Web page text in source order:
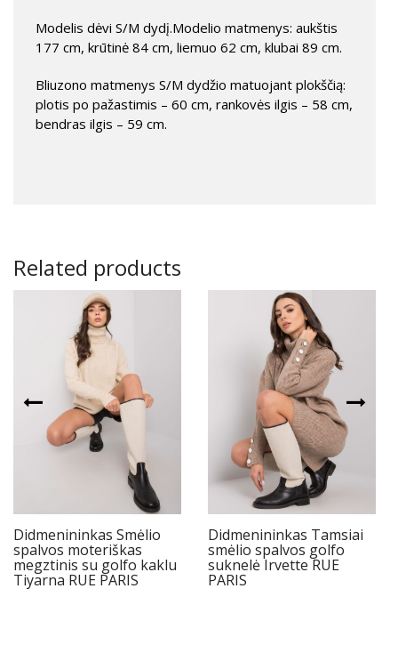
Modelis dėvi S/M dydį.Modelio matmenys: aukštis
177 cm, krūtinė 84 cm, liemuo 62 cm, klubai 89 cm.
Bliuzono matmenys S/M dydžio matuojant plokščią:
plotis po pažastimis – 60 cm, rankovės ilgis – 58 cm,
bendras ilgis – 59 cm.
Related products
Didmenininkas Smėlio
spalvos moteriškas
megztinis su golfo kaklu
Tiyarna RUE PARIS
Didmenininkas Tamsiai
smėlio spalvos golfo
suknelė Irvette RUE
PARIS